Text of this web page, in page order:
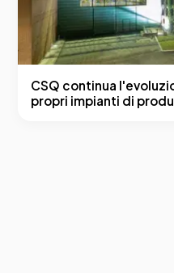
CSQ continua
propri impianti di